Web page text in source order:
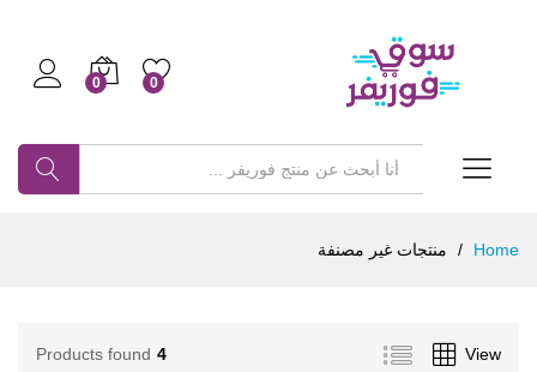
0
0
Home
/ منتجات غير مصنفة
4
Products found View